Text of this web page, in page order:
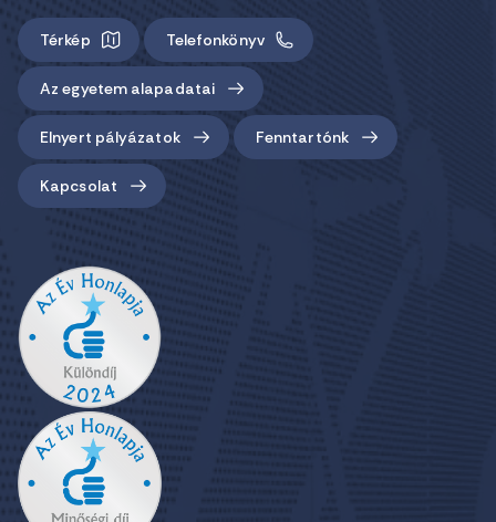
Térkép Telefonkönyv
Az egyetem alapadatai
Elnyert pályázatok Fenntartónk
Kapcsolat